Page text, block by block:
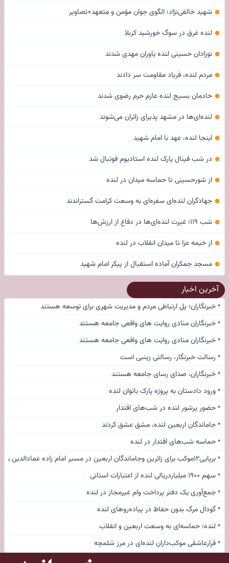
● شهید خالقی‌نژاد؛ الگوی جوان مؤمن و متعهد+تصاویر
● لنده غرق در سوگ خورشید کربلا
● نوزادان حسینی لنده یاوران مهدی شدند
● مردم لنده، فریاد مقاومت سر دادند
● خادمان بسیج لنده عازم حرم رضوی شدند
● لنده‌ای‌ها در مشهد پذیرای زائران می‌شوند
● اینجا لنده، عهد با امام شهید
● در شب فینال پارک لنده استادیوم فوتبال شد
● از شورحسینی تا حماسه میدان‌ در لنده
● جهادگران لنده‌ای سفره‌ای به وسعت کرامت گستراندند
● شب ۱۱۹؛ غیرت لنده‌ای‌ها در دفاع از ارزش‌ها
● از خیمه عزا تا میدان انقلاب در لنده
● مسجد جمکران آماده استقبال از پیکر امام شهید
آخرین اخبار
* خبرنگاران؛ پل ارتباطی مردم و مدیریت شهری برای توسعه هستند
* خبرنگاران منادی روایت های واقعی جامعه هستند
* خبرنگاران منادی روایت های واقعی جامعه هستند
* رسالت خبرنگار، رسالتی زینبی است
* خبرنگاران، صدای رسای جامعه هستند
* ورود دادستان به پروژه پارک بانوان لنده
* حضور پرشور لنده در شب‌های اقتدار
* جاماندگان اربعین لنده، مشق عشق کردند
* حماسه شب‌های اقتدار در لنده
* برپایی۱۲موکب برای زائرین وجاماندگان اربعین در مسیر امام زاده عمادالدین ولی(ع) روستای مونه
* سهم ۱۹۰۰ میلیاردریالی لنده از اعتبارات استانی
* جمع‌آوری یک دفتر پرداخت وام غیرمجاز در لنده
* گودال مرگ بدون حفاظ در پیاده‌روهای لنده
* لنده؛ حماسه‌ای به وسعت اربعین و انقلاب
* قرارعاشقی موکب‌داران لنده‌ای در مرز شلمچه